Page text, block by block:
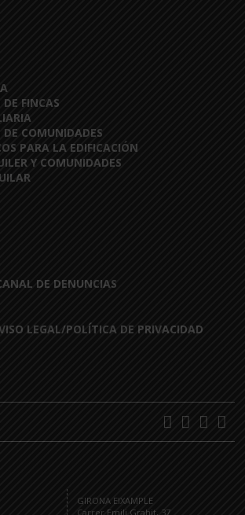
FINCAS
COMUNIDADES
PARA LA EDIFICACIÓN
Y COMUNIDADES
DE DENUNCIAS
LEGAL/POLÍTICA DE PRIVACIDAD
GIRONA EIXAMPLE
Carrer Emili Grahit, 37